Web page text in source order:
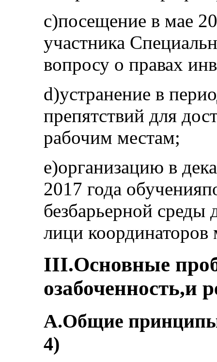
c)посещение в мае
участника
вопросу о правах
d)устранение в
препятствий для
рабочим местам;
e)организацию в
2017 года
безбарьерной
лици координаторов
III.Основные
озабоченность,и
A.Общие принципы
4)